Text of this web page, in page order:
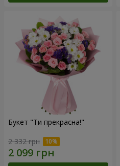
Букет "Ти прекрасна!"
2 332 грн